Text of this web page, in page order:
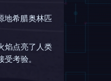
地希腊奥林匹
焰点亮了人类
考验。